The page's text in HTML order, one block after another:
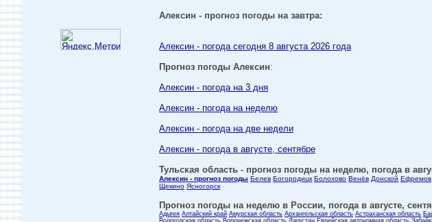
Алексин - прогноз погоды на завтра:
Алексин - погода сегодня 8 августа 2026 года
Прогноз погоды Алексин:
Алексин - погода на 3 дня
Алексин - погода на неделю
Алексин - погода на две недели
Алексин - погода в августе, сентябре
Тульская область - прогноз погоды на неделю, погода в
Алексин - прогноз погоды Белев Богородицк Болохово Венёв Донской Ефремов
Щекино Ясногорск
Прогноз погоды на неделю в России, погода в августе,
Адыгея Алтайский край Амурская область Архангельская область Астраханская область
Вологодская область Воронежская область Дагестан Еврейская автономная область